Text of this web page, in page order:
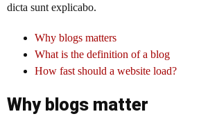
dicta sunt explicabo.
Why blogs matters
What is the definition of a blog
How fast should a website load?
Why blogs matter